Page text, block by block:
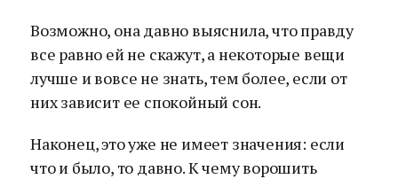
Возможно, она давно выяснила, что правду
все равно ей не скажут, а некоторые вещи
лучше и вовсе не знать, тем более, если от
них зависит ее спокойный сон.
Наконец, это уже не имеет значения: если
что и было, то давно. К чему ворошить